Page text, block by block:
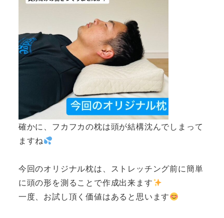
確かに、フカフカの枕は頭が結構沈んでしまって
ますね
今回のオリジナル枕は、ストレッチング前に簡単
に頭の形を測ることで作成出来ます
一度、お試し頂く価値はあると思います